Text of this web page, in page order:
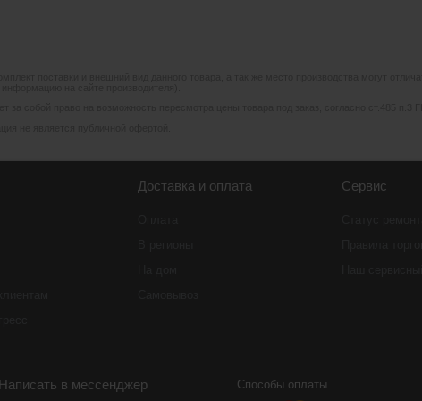
Доставка и оплата Сервис
Написать в мессенджер Способы оплаты